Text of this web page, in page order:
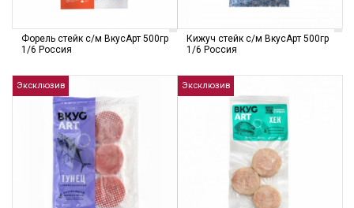
Форель стейк с/м ВкусАрт 500гр
1/6 Россия
Кижуч стейк с/м ВкусАрт 500гр
1/6 Россия
Эксклюзив Эксклюзив